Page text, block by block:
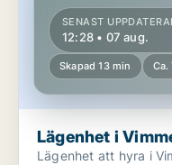
SENAST
12:28 • 07 aug.
Skapad 13 min Ca.
Lägenhet i
Lägenhet att hyra i